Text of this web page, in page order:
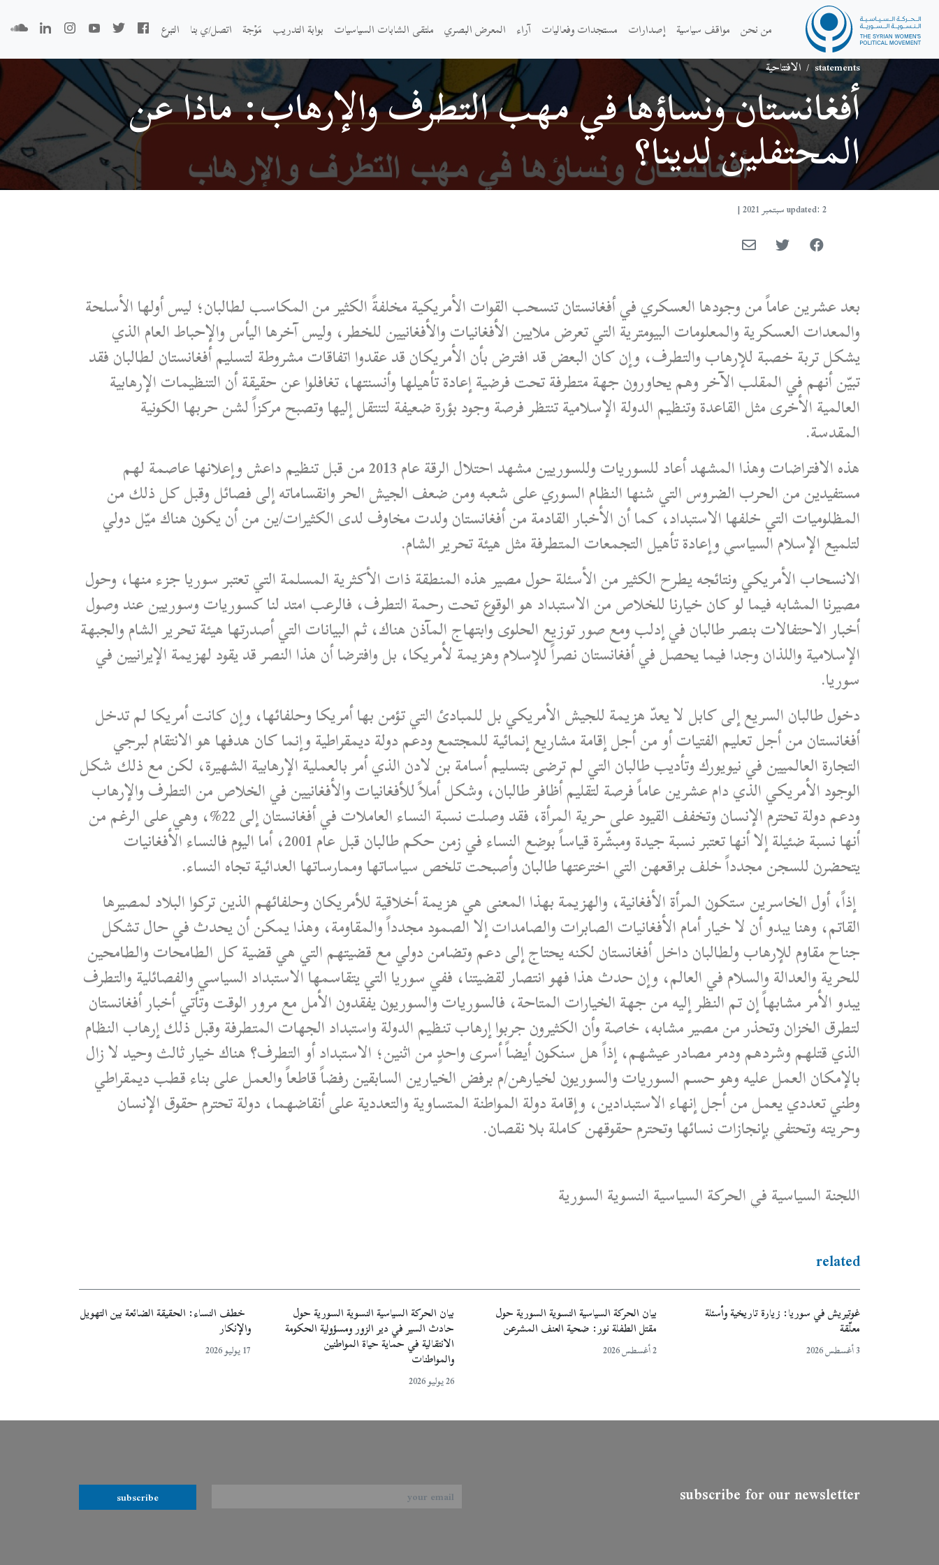
من نحن مواقف سياسية إصدارات مستجدات وفعاليات آراء المعرض البصري ملتقى الشابات السياسيات بوابة التدريب مَوْجة اتصل/ي بنا التبرع
statements
/ الافتتاحية
أفغانستان ونساؤها في مهب التطرف والإرهاب: ماذا عن
المحتفلين لدينا؟
updated: 2 سبتمبر 2021 |
بعد عشرين عاماً من وجودها العسكري في أفغانستان تنسحب القوات الأمريكية مخلفةً الكثير من المكاسب لطالبان؛ ليس أولها الأسلحة
والمعدات العسكرية والمعلومات البيومترية التي تعرض ملايين الأفغانيات والأفغانيين للخطر، وليس آخرها اليأس والإحباط العام الذي
يشكل تربة خصبة للإرهاب والتطرف، وإن كان البعض قد افترض بأن الأمريكان قد عقدوا اتفاقات مشروطة لتسليم أفغانستان لطالبان فقد
تبيّن أنهم في المقلب الآخر وهم يحاورون جهة متطرفة تحت فرضية إعادة تأهيلها وأنسنتها، تغافلوا عن حقيقة أن التنظيمات الإرهابية
العالمية الأخرى مثل القاعدة وتنظيم الدولة الإسلامية تنتظر فرصة وجود بؤرة ضعيفة لتنتقل إليها وتصبح مركزاً لشن حربها الكونية
المقدسة.
هذه الافتراضات وهذا المشهد أعاد للسوريات وللسوريين مشهد احتلال الرقة عام 2013 من قبل تنظيم داعش وإعلانها عاصمة لهم
مستفيدين من الحرب الضروس التي شنها النظام السوري على شعبه ومن ضعف الجيش الحر وانقساماته إلى فصائل وقبل كل ذلك من
المظلوميات التي خلفها الاستبداد، كما أن الأخبار القادمة من أفغانستان ولدت مخاوف لدى الكثيرات/ين من أن يكون هناك ميّل دولي
لتلميع الإسلام السياسي وإعادة تأهيل التجمعات المتطرفة مثل هيئة تحرير الشام.
الانسحاب الأمريكي ونتائجه يطرح الكثير من الأسئلة حول مصير هذه المنطقة ذات الأكثرية المسلمة التي تعتبر سوريا جزء منها، وحول
مصيرنا المشابه فيما لو كان خيارنا للخلاص من الاستبداد هو الوقوع تحت رحمة التطرف، فالرعب امتد لنا كسوريات وسوريين عند وصول
أخبار الاحتفالات بنصر طالبان في إدلب ومع صور توزيع الحلوى وابتهاج المآذن هناك، ثم البيانات التي أصدرتها هيئة تحرير الشام والجبهة
الإسلامية واللذان وجدا فيما يحصل في أفغانستان نصراً للإسلام وهزيمة لأمريكا، بل وافترضا أن هذا النصر قد يقود لهزيمة الإيرانيين في
سوريا.
دخول طالبان السريع إلى كابل لا يعدّ هزيمة للجيش الأمريكي بل للمبادئ التي تؤمن بها أمريكا وحلفائها، وإن كانت أمريكا لم تدخل
أفغانستان من أجل تعليم الفتيات أو من أجل إقامة مشاريع إنمائية للمجتمع ودعم دولة ديمقراطية وإنما كان هدفها هو الانتقام لبرجي
التجارة العالميين في نيويورك وتأديب طالبان التي لم ترضى بتسليم أسامة بن لادن الذي أمر بالعملية الإرهابية الشهيرة، لكن مع ذلك شكل
الوجود الأمريكي الذي دام عشرين عاماً فرصة لتقليم أظافر طالبان، وشكل أملاً للأفغانيات والأفغانيين في الخلاص من التطرف والإرهاب
ودعم دولة تحترم الإنسان وتخفف القيود على حرية المرأة، فقد وصلت نسبة النساء العاملات في أفغانستان إلى 22%، وهي على الرغم من
أنها نسبة ضئيلة إلا أنها تعتبر نسبة جيدة ومبشّرة قياساً بوضع النساء في زمن حكم طالبان قبل عام 2001، أما اليوم فالنساء الأفغانيات
يتحضرن للسجن مجدداً خلف براقعهن التي اخترعتها طالبان وأصبحت تلخص سياساتها وممارساتها العدائية تجاه النساء.
إذاً، أول الخاسرين ستكون المرأة الأفغانية، والهزيمة بهذا المعنى هي هزيمة أخلاقية للأمريكان وحلفائهم الذين تركوا البلاد لمصيرها
القاتم، وهنا يبدو أن لا خيار أمام الأفغانيات الصابرات والصامدات إلا الصمود مجدداً والمقاومة، وهذا يمكن أن يحدث في حال تشكل
جناح مقاوم للإرهاب ولطالبان داخل أفغانستان لكنه يحتاج إلى دعم وتضامن دولي مع قضيتهم التي هي قضية كل الطامحات والطامحين
للحرية والعدالة والسلام في العالم، وإن حدث هذا فهو انتصار لقضيتنا، ففي سوريا التي يتقاسمها الاستبداد السياسي والفصائلية والتطرف
يبدو الأمر مشابهاً إن تم النظر إليه من جهة الخيارات المتاحة، فالسوريات والسوريون يفقدون الأمل مع مرور الوقت وتأتي أخبار أفغانستان
لتطرق الخزان وتحذر من مصير مشابه، خاصة وأن الكثيرون جربوا إرهاب تنظيم الدولة واستبداد الجهات المتطرفة وقبل ذلك إرهاب النظام
الذي قتلهم وشردهم ودمر مصادر عيشهم، إذاً هل سنكون أيضاً أسرى واحدٍ من اثنين؛ الاستبداد أو التطرف؟ هناك خيار ثالث وحيد لا زال
بالإمكان العمل عليه وهو حسم السوريات والسوريون لخيارهن/م برفض الخيارين السابقين رفضاً قاطعاً والعمل على بناء قطب ديمقراطي
وطني تعددي يعمل من أجل إنهاء الاستبدادين، وإقامة دولة المواطنة المتساوية والتعددية على أنقاضهما، دولة تحترم حقوق الإنسان
وحريته وتحتفي بإنجازات نسائها وتحترم حقوقهن كاملة بلا نقصان.
اللجنة السياسية في الحركة السياسية النسوية السورية
related
غوتيريش في سوريا: زيارة تاريخية وأسئلة
معلّقة
3 أغسطس 2026
بيان الحركة السياسية النسوية السورية حول
مقتل الطفلة نور: ضحية العنف المشرعن
2 أغسطس 2026
بيان الحركة السياسية النسوية السورية حول
حادث السير في دير الزور ومسؤولية الحكومة
الانتقالية في حماية حياة المواطنين
والمواطنات
26 يوليو 2026
خطف النساء: الحقيقة الضائعة بين التهويل
والإنكار
17 يوليو 2026
subscribe for our newsletter
subscribe